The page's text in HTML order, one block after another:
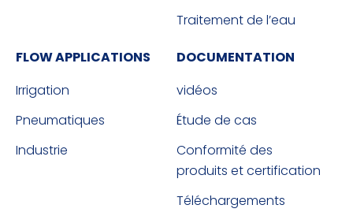
Traitement de l’eau
FLOW APPLICATIONS
Irrigation
Pneumatiques
Industrie
DOCUMENTATION
vidéos
Étude de cas
Conformité des
produits et certification
Téléchargements